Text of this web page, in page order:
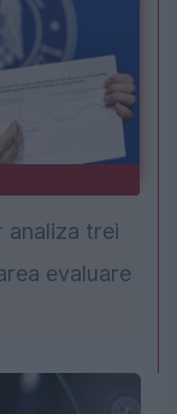
analiza trei
evaluare